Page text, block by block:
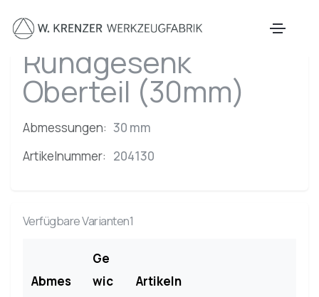
Rundgesenk
Oberteil (30mm)
Abmessungen: 30 mm
Artikelnummer: 204130
Verfügbare Varianten1
Abmes
Ge
wic
Artikeln